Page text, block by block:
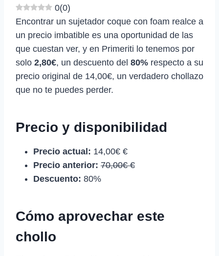
0(0)
Encontrar un sujetador coque con foam realce a
un precio imbatible es una oportunidad de las
que cuestan ver, y en Primeriti lo tenemos por
solo 2,80€, un descuento del 80% respecto a su
precio original de 14,00€, un verdadero chollazo
que no te puedes perder.
Precio y disponibilidad
Precio actual: 14,00€ €
Precio anterior: 70,00€ €
Descuento: 80%
Cómo aprovechar este
chollo